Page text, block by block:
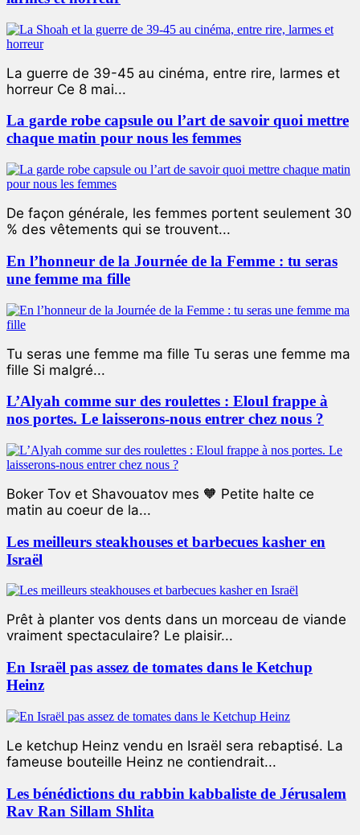
La guerre de 39-45 au cinéma, entre rire, larmes et
horreur Ce 8 mai...
La garde robe capsule ou l’art de savoir quoi mettre
chaque matin pour nous les femmes
De façon générale, les femmes portent seulement 30
% des vêtements qui se trouvent...
En l’honneur de la Journée de la Femme : tu seras
une femme ma fille
Tu seras une femme ma fille Tu seras une femme ma
fille Si malgré...
L’Alyah comme sur des roulettes : Eloul frappe à
nos portes. Le laisserons-nous entrer chez nous ?
Boker Tov et Shavouatov mes 🧡 Petite halte ce
matin au coeur de la...
Les meilleurs steakhouses et barbecues kasher en
Israël
Prêt à planter vos dents dans un morceau de viande
vraiment spectaculaire? Le plaisir...
En Israël pas assez de tomates dans le Ketchup
Heinz
Le ketchup Heinz vendu en Israël sera rebaptisé. La
fameuse bouteille Heinz ne contiendrait...
Les bénédictions du rabbin kabbaliste de Jérusalem
Rav Ran Sillam Shlita